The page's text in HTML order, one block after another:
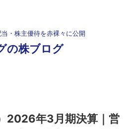
・株主優待を赤裸々に公開
の株ブログ
2026年3月期決算｜営